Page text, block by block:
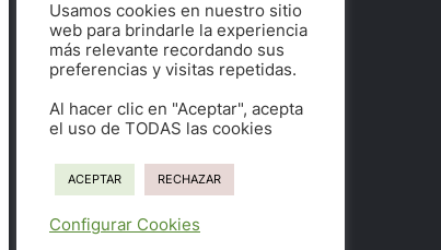
Facebook X
Copyright © 2026.
Usamos cookies en nuestro sitio
web para brindarle la experiencia
más relevante recordando sus
preferencias y visitas repetidas.
Al hacer clic en "Aceptar", acepta
el uso de TODAS las cookies
ACEPTAR RECHAZAR
Configurar Cookies